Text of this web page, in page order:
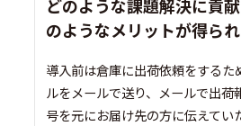
どのような課題解決に貢
のようなメリットが得ら
導入前は倉庫に出荷依頼をするた
ルをメールで送り、メールで出荷
号を元にお届け先の方に伝えてい